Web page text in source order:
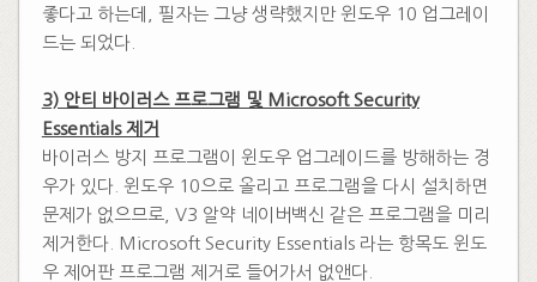
좋다고 하는데, 필자는 그냥 생략했지만 윈도우 10 업그레이
드는 되었다.
3) 안티 바이러스 프로그램 및 Microsoft Security
Essentials 제거
바이러스 방지 프로그램이 윈도우 업그레이드를 방해하는 경
우가 있다. 윈도우 10으로 올리고 프로그램을 다시 설치하면
문제가 없으므로, V3 알약 네이버백신 같은 프로그램을 미리
제거한다. Microsoft Security Essentials 라는 항목도 윈도
우 제어판 프로그램 제거로 들어가서 없앤다.